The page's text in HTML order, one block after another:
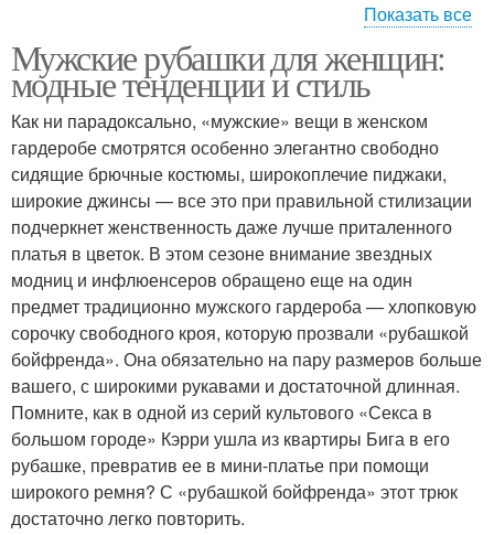
Рубашка для делового
стиля
Рубашки в
неформальной
обстановке
Рубашка на женщине Белая рубашка
Рубашка в женском
гардеробе
Вещи для создания
Рубашка для женского
гардероба
Рубашка с
аксессуарами
Рубашка для женского
Показать все
Мужские рубашки для женщин:
модные тенденции и стиль
Как ни парадоксально, «мужские» вещи в женском
гардеробе смотрятся особенно элегантно свободно
сидящие брючные костюмы, широкоплечие пиджаки,
широкие джинсы — все это при правильной стилизации
подчеркнет женственность даже лучше приталенного
платья в цветок. В этом сезоне внимание звездных
модниц и инфлюенсеров обращено еще на один
предмет традиционно мужского гардероба — хлопковую
сорочку свободного кроя, которую прозвали «рубашкой
бойфренда». Она обязательно на пару размеров больше
вашего, с широкими рукавами и достаточной длинная.
Помните, как в одной из серий культового «Секса в
большом городе» Кэрри ушла из квартиры Бига в его
рубашке, превратив ее в мини-платье при помощи
широкого ремня? С «рубашкой бойфренда» этот трюк
достаточно легко повторить.